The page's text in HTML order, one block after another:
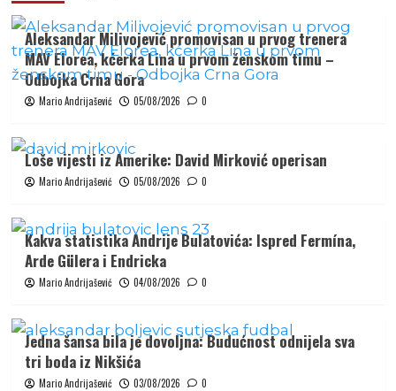
Aleksandar Milivojević promovisan u prvog trenera
MAV Elorea, kćerka Lina u prvom ženskom timu –
Odbojka Crna Gora
Mario Andrijašević 05/08/2026 0
Loše vijesti iz Amerike: David Mirković operisan
Mario Andrijašević 05/08/2026 0
Kakva statistika Andrije Bulatovića: Ispred Fermína,
Arde Gülera i Endricka
Mario Andrijašević 04/08/2026 0
Jedna šansa bila je dovoljna: Budućnost odnijela sva
tri boda iz Nikšića
Mario Andrijašević 03/08/2026 0